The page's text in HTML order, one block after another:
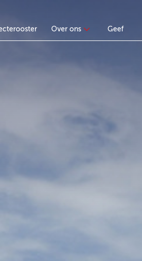
Over ons Geef